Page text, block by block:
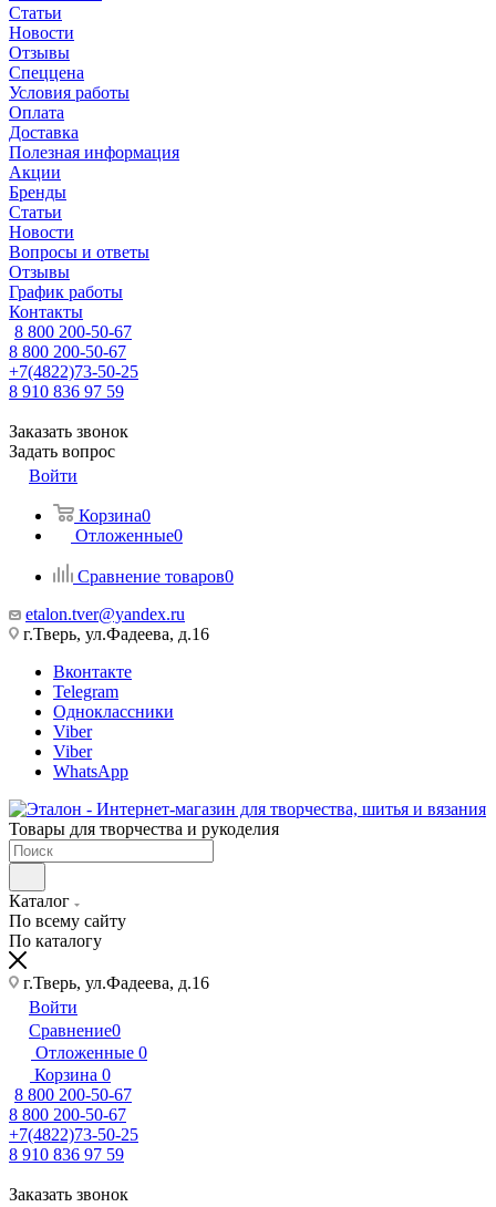
Статьи
Новости
Отзывы
Спеццена
Условия работы
Оплата
Доставка
Полезная информация
Акции
Бренды
Статьи
Новости
Вопросы и ответы
Отзывы
График работы
Контакты
8 800 200-50-67
8 800 200-50-67
+7(4822)73-50-25
8 910 836 97 59
Заказать звонок
Задать вопрос
Войти
Корзина0
Отложенные0
Сравнение товаров0
etalon.tver@yandex.ru
г.Тверь, ул.Фадеева, д.16
Вконтакте
Telegram
Одноклассники
Viber
Viber
WhatsApp
Товары для творчества и рукоделия
Каталог
По всему сайту
По каталогу
г.Тверь, ул.Фадеева, д.16
Войти
Сравнение0
Отложенные 0
Корзина 0
8 800 200-50-67
8 800 200-50-67
+7(4822)73-50-25
8 910 836 97 59
Заказать звонок